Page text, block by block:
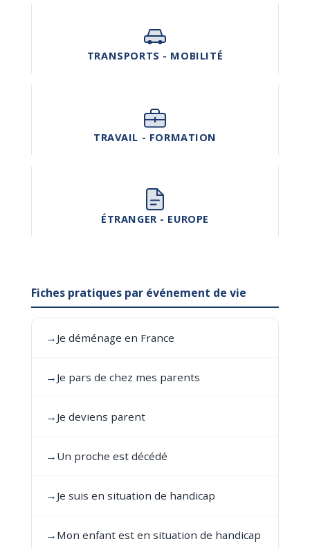
TRANSPORTS - MOBILITÉ
TRAVAIL - FORMATION
ÉTRANGER - EUROPE
Fiches pratiques par événement de vie
→ Je déménage en France
→ Je pars de chez mes parents
→ Je deviens parent
→ Un proche est décédé
→ Je suis en situation de handicap
→ Mon enfant est en situation de handicap